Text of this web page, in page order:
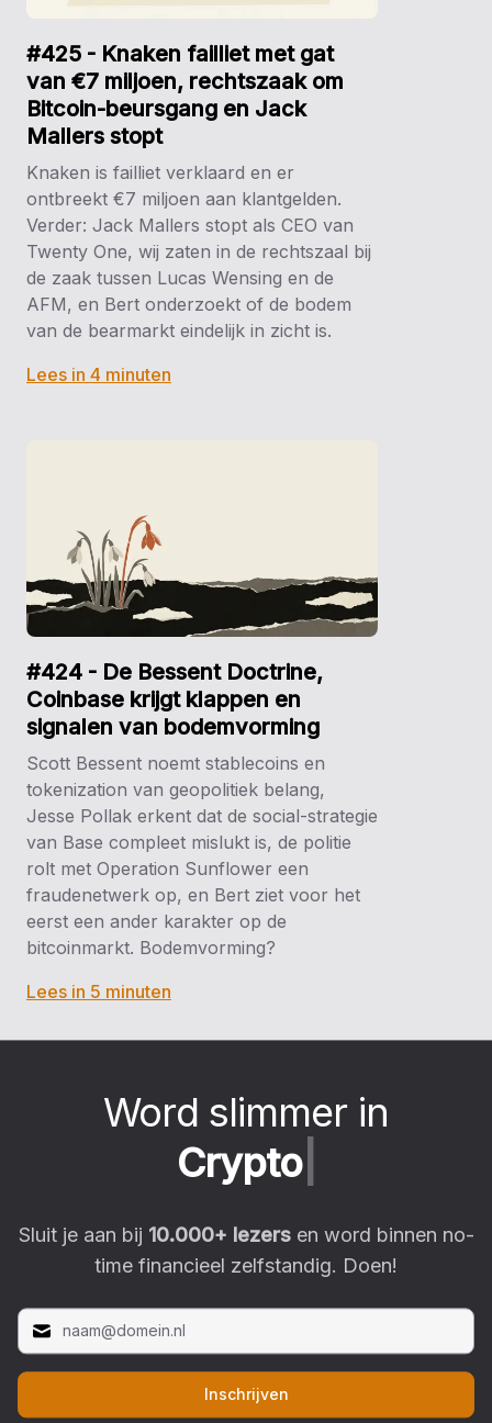
#425 - Knaken failliet met gat
van €7 miljoen, rechtszaak om
Bitcoin-beursgang en Jack
Mallers stopt
Knaken is failliet verklaard en er
ontbreekt €7 miljoen aan klantgelden.
Verder: Jack Mallers stopt als CEO van
Twenty One, wij zaten in de rechtszaal bij
de zaak tussen Lucas Wensing en de
AFM, en Bert onderzoekt of de bodem
van de bearmarkt eindelijk in zicht is.
Lees in 4 minuten
#424 - De Bessent Doctrine,
Coinbase krijgt klappen en
signalen van bodemvorming
Scott Bessent noemt stablecoins en
tokenization van geopolitiek belang,
Jesse Pollak erkent dat de social-strategie
van Base compleet mislukt is, de politie
rolt met Operation Sunflower een
fraudenetwerk op, en Bert ziet voor het
eerst een ander karakter op de
bitcoinmarkt. Bodemvorming?
Lees in 5 minuten
Word slimmer in
Crypto
Sluit je aan bij 10.000+ lezersen word binnen no-
time financieel zelfstandig. Doen!
Inschrijven